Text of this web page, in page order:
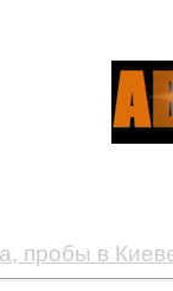
пробы в